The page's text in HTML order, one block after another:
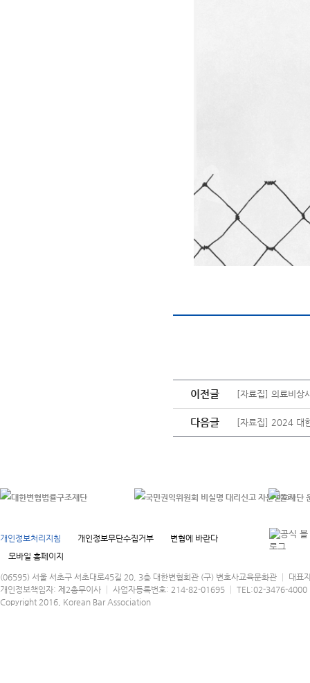
이전글 [자료집] 의료비상
다음글 [자료집] 2024 대
개인정보처리지침 개인정보무단수집거부
변협에 바란다
모바일 홈페이지
(06595) 서울 서초구 서초대로45길 20, 3층 대한변협회관 (구) 변호사교육문화관 │ 대표
개인정보책임자: 제2총무이사 │ 사업자등록번호: 214-82-01695 │ TEL:02-3476-
Copyright 2016, Korean Bar Association